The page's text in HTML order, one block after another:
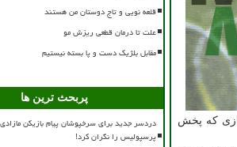
که پخش
قلعه نویی و تاج دوستان من هستند
علت تا درمان قطعی ریزش مو
مقابل بلژیک دست و پا بسته نیستیم
پربحث ترین ها
دردسر جدید برای سرخپوشان پیام بازیکن
پرسپولیس را نگران کرد!